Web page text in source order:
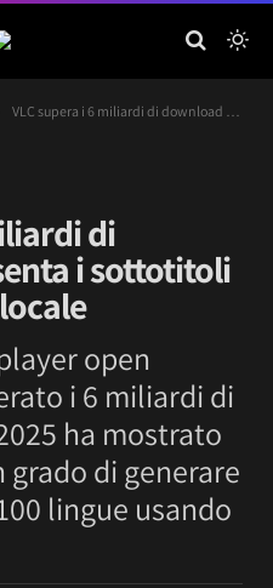
VLC supera i 6 miliardi di download e presenta i sottotitoli generati da IA in locale
di
i sottotitoli
open
i 6 miliardi di
ha mostrato
grado di generare
lingue usando